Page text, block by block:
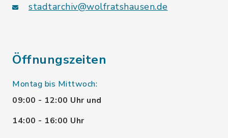
stadtarchiv@wolfratshausen.de
Öffnungszeiten
Montag bis Mittwoch:
09:00 - 12:00 Uhr und
14:00 - 16:00 Uhr